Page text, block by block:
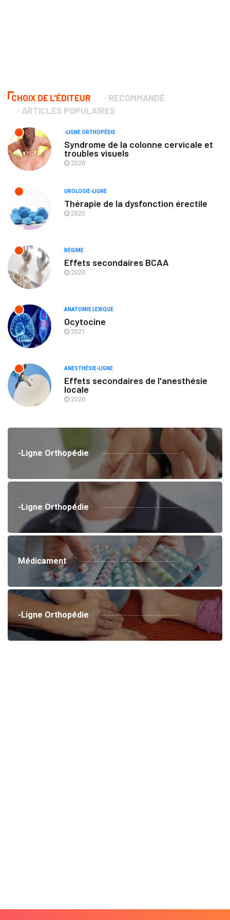
CHOIX DE L'ÉDITEUR
RECOMMANDÉ
ARTICLES POPULAIRES
-LIGNE ORTHOPÉDIE
Syndrome de la colonne cervicale et
troubles visuels
2020
UROLOGIE-LIGNE
Thérapie de la dysfonction érectile
2020
RÉGIME
Effets secondaires BCAA
2020
ANATOMIE LEXIQUE
Ocytocine
2021
ANESTHÉSIE-LIGNE
Effets secondaires de l'anesthésie
locale
2020
-Ligne Orthopédie
-Ligne Orthopédie
Médicament
-Ligne Orthopédie